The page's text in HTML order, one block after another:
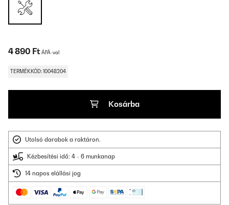
4 890 Ft ÁFÁ-val
TERMÉKKÓD: 10048204
Kosárba
Utolsó darabok a raktáron.
Kézbesítési idő: 4 - 6 munkanap
14 napos elállási jog